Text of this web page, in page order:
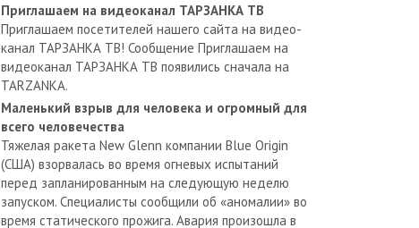
Приглашаем на видеоканал ТАРЗАНКА ТВ
Приглашаем посетителей нашего сайта на видео-
канал ТАРЗАНКА ТВ! Сообщение Приглашаем на
видеоканал ТАРЗАНКА ТВ появились сначала на
TARZANKA.
Маленький взрыв для человека и огромный для
всего человечества
Тяжелая ракета New Glenn компании Blue Origin
(США) взорвалась во время огневых испытаний
перед запланированным на следующую неделю
запуском. Специалисты сообщили об «аномалии» во
время статического прожига. Авария произошла в